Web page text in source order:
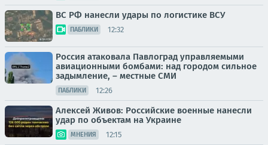
ВС РФ нанесли удары по логистике ВСУ
ПАБЛИКИ 12:32
Россия атаковала Павлоград управляемыми
авиационными бомбами: над городом сильное
задымление, – местные СМИ
ПАБЛИКИ 12:26
Алексей Живов: Российские военные нанесли
удар по объектам на Украине
МНЕНИЯ 12:15